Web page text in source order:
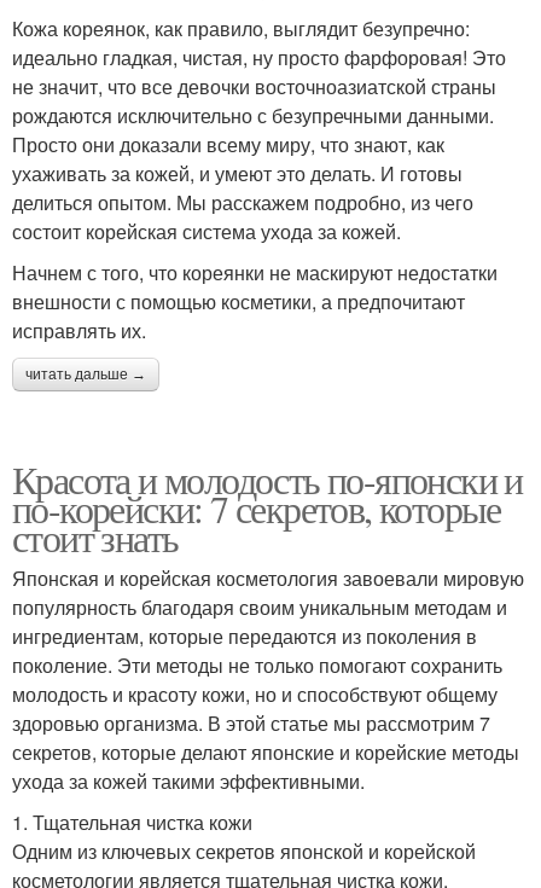
Кожа кореянок, как правило, выглядит безупречно:
идеально гладкая, чистая, ну просто фарфоровая! Это
не значит, что все девочки восточноазиатской страны
рождаются исключительно с безупречными данными.
Просто они доказали всему миру, что знают, как
ухаживать за кожей, и умеют это делать. И готовы
делиться опытом. Мы расскажем подробно, из чего
состоит корейская система ухода за кожей.
Начнем с того, что кореянки не маскируют недостатки
внешности с помощью косметики, а предпочитают
исправлять их.
читать дальше →
Красота и молодость по-японски и
по-корейски: 7 секретов, которые
стоит знать
Японская и корейская косметология завоевали мировую
популярность благодаря своим уникальным методам и
ингредиентам, которые передаются из поколения в
поколение. Эти методы не только помогают сохранить
молодость и красоту кожи, но и способствуют общему
здоровью организма. В этой статье мы рассмотрим 7
секретов, которые делают японские и корейские методы
ухода за кожей такими эффективными.
1. Тщательная чистка кожи
Одним из ключевых секретов японской и корейской
косметологии является тщательная чистка кожи.